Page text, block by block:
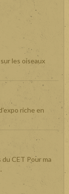
les oiseaux
riche en
CET Pour ma